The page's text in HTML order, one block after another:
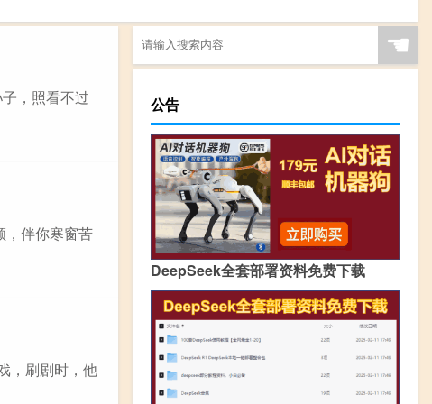
，照看不过
伴你寒窗苦
，刷剧时，他
☚
公告
DeepSeek全套部署资料免费下载